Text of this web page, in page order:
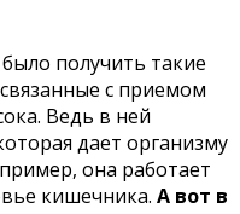
получить такие
с приемом
Ведь в ней
дает организму
она работает
кишечника. А вот в